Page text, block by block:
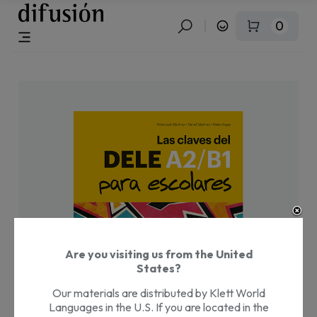
0
Are you visiting us from the United
States?
Our materials are distributed by Klett World
Languages in the U.S. If you are located in the